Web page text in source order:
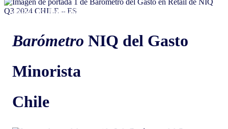
Acerca del Barómetro
Barómetro NIQ del Gasto
Minorista
Chile